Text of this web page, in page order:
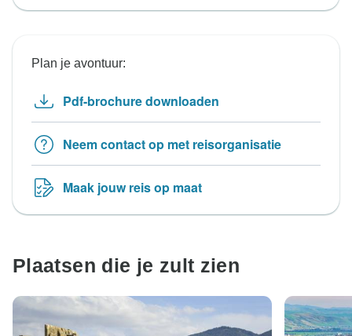
Plan je avontuur:
Pdf-brochure downloaden
Neem contact op met reisorganisatie
Maak jouw reis op maat
Plaatsen die je zult zien